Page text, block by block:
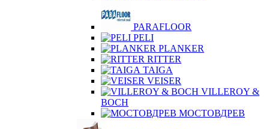
PARAFLOOR
PELI
PLANKER
RITTER
TAIGA
VEISER
VILLEROY &
BOCH
МОСТОВДРЕВ